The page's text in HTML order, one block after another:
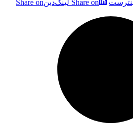
Share on لینک‌دین
Share on